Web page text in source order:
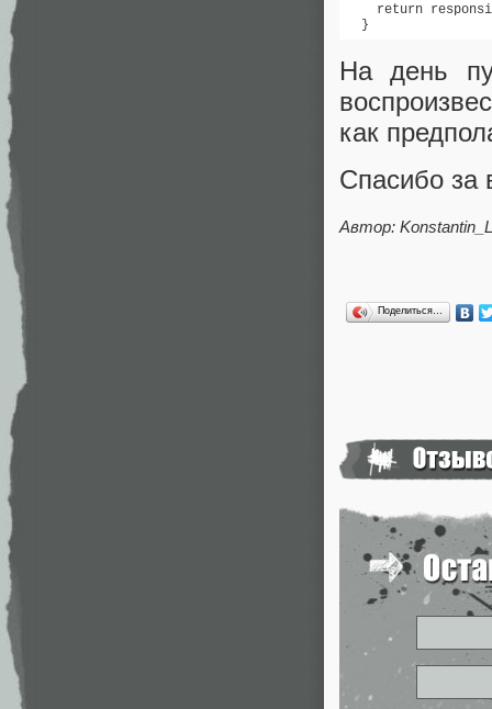
return
  }
На день
как
Спасибо за
Автор:
Поделиться…